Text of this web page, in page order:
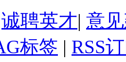
诚聘英才| 意
标签 | RSS